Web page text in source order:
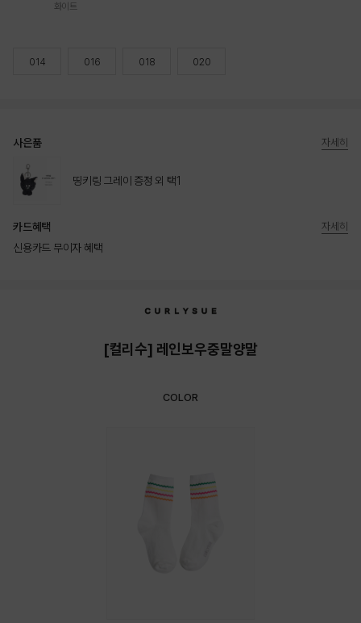
화이트
014 016 018 020
사은품
띵키링 그레이 증정 외 택1
자세히
카드혜택
신용카드 무이자 혜택
자세히
[컬리수] 레인보우중말양말
COLOR